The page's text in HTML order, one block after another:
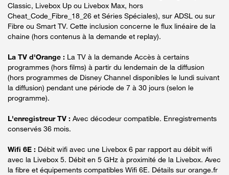
Classic, Livebox Up ou Livebox Max, hors
Cheat_Code_Fibre_18_26 et Séries Spéciales), sur ADSL ou sur
Fibre ou Smart TV. Cette inclusion concerne le flux linéaire de la
chaine (hors contenus à la demande et replay).
La TV d'Orange : La TV à la demande Accès à certains
programmes (hors films) à partir du lendemain de la diffusion
(hors programmes de Disney Channel disponibles le lundi suivant
la diffusion) pendant une période de 7 à 30 jours (selon le
programme).
L'enregistreur TV : Avec décodeur compatible. Enregistrements
conservés 36 mois.
Wifi 6E : Débit wifi avec une Livebox 6 par rapport au débit wifi
avec la Livebox 5. Débit en 5 GHz à proximité de la Livebox. Avec
la fibre et équipements compatibles Wifi 6E. Détails sur orange.fr